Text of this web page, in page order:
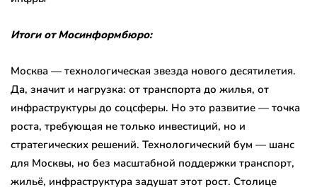
Итоги от Мосинформбюро:
Москва — технологическая звезда нового десятилетия.
Да, значит и нагрузка: от транспорта до жилья, от
инфраструктуры до соцсферы. Но это развитие — точка
роста, требующая не только инвестиций, но и
стратегических решений. Технологический бум — шанс
для Москвы, но без масштабной поддержки транспорт,
жильё, инфраструктура задушат этот рост. Столице